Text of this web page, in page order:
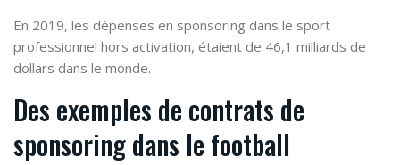
En 2019, les dépenses en sponsoring dans le sport
professionnel hors activation, étaient de 46,1 milliards de
dollars dans le monde.
Des exemples de contrats de
sponsoring dans le football